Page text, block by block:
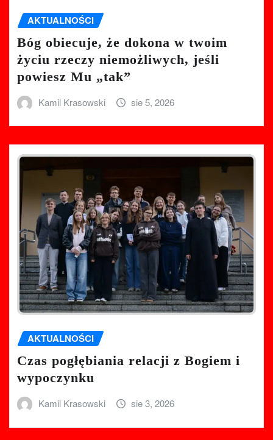
AKTUALNOŚCI
Bóg obiecuje, że dokona w twoim
życiu rzeczy niemożliwych, jeśli
powiesz Mu „tak”
Kamil Krasowski sie 5, 2026
AKTUALNOŚCI
Czas pogłębiania relacji z Bogiem i
wypoczynku
Kamil Krasowski sie 3, 2026